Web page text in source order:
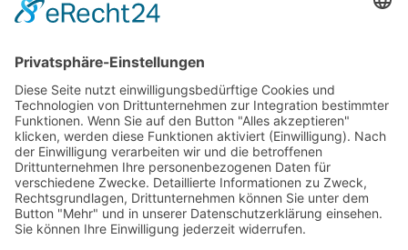
Der originale Kärntner
office@feuerwehrausstatter.at
+43 (0) 676 36 81 002
Rumpold Handels GesmbH
9020 Klagenfurt
Durchlaßstraße 42
Austria